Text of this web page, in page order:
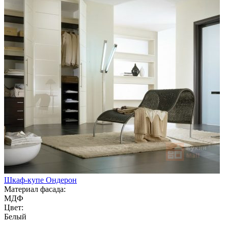
Шкаф-купе Ондерон
Материал фасада:
МДФ
Цвет:
Белый